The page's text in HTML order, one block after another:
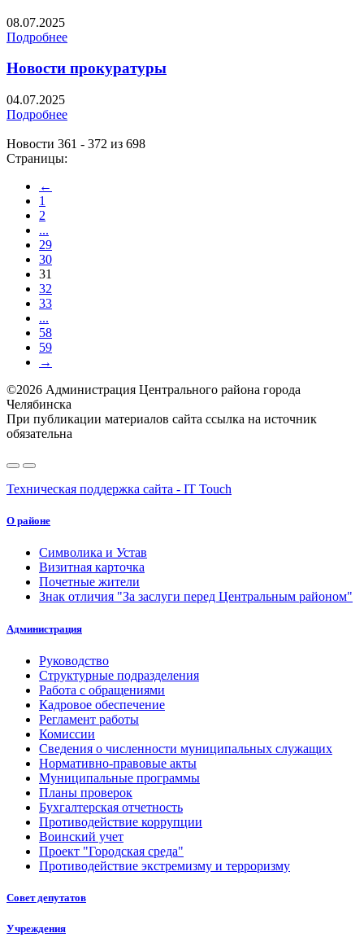
08.07.2025
Подробнее
Новости прокуратуры
04.07.2025
Подробнее
Новости 361 - 372 из 698
Страницы:
←
1
2
...
29
30
31
32
33
...
58
59
→
©2026 Администрация Центрального района города
Челябинска
При публикации материалов сайта ссылка на источник
обязательна
Техническая поддержка сайта - IT Touch
О районе
Символика и Устав
Визитная карточка
Почетные жители
Знак отличия "За заслуги перед Центральным районом"
Администрация
Руководство
Структурные подразделения
Работа с обращениями
Кадровое обеспечение
Регламент работы
Комиссии
Сведения о численности муниципальных служащих
Нормативно-правовые акты
Муниципальные программы
Планы проверок
Бухгалтерская отчетность
Противодействие коррупции
Воинский учет
Проект "Городская среда"
Противодействие экстремизму и терроризму
Совет депутатов
Учреждения